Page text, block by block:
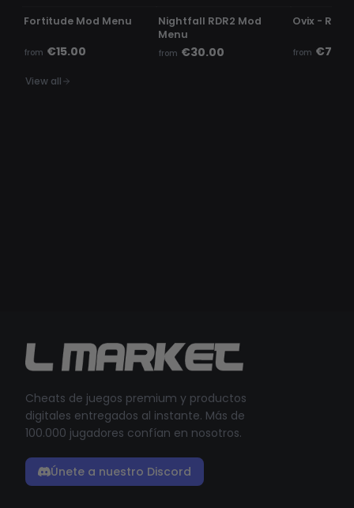
Fortitude Mod Menu
from €15.00
Nightfall RDR2 Mod
Menu
from €30.00
Ovix -
from €7.99
View all
Cheats de juegos premium y productos
digitales entregados al instante. Más de
100.000 jugadores confían en nosotros.
Únete a nuestro Discord